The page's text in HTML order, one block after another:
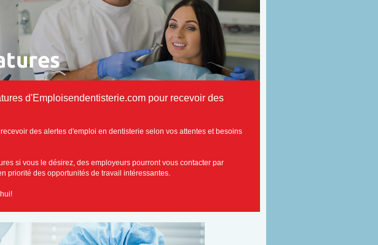
d'Emploisendentisterie.com pour recevoir des
des alertes d'emploi en dentisterie selon vos attentes et besoins
si vous le désirez, des employeurs pourront vous contacter par
priorité des opportunités de travail intéressantes.